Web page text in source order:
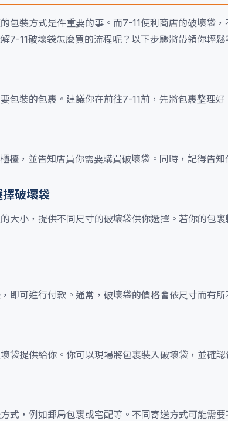
包裝方式是件重要的事。而7-11便利商店的破壞袋
7-11破壞袋怎麼買的流程呢？以下步驟將帶領你輕鬆
包裝的包裹。建議你在前往7-11前，先將包裹整理
檯，並告知店員你需要購買破壞袋。同時，記得告
破壞袋
大小，提供不同尺寸的破壞袋供你選擇。若你的包
即可進行付款。通常，破壞袋的價格會依尺寸而有所
袋提供給你。你可以現場將包裹裝入破壞袋，並確認
式，例如郵局包裹或宅配等。不同寄送方式可能需